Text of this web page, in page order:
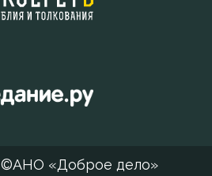
©АНО «Доброе дело»